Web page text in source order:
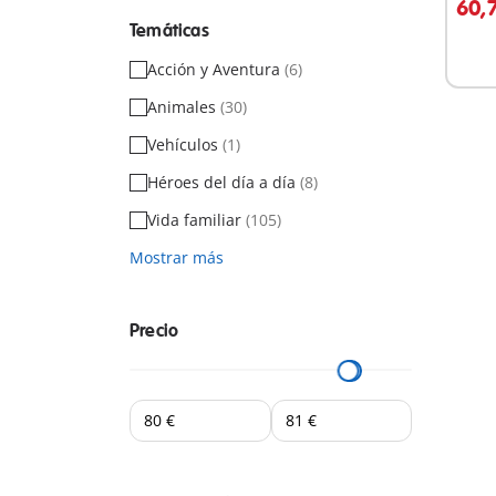
Temáticas
Acción y Aventura (6)
Animales (30)
Vehículos (1)
Héroes del día a día (8)
Vida familiar (105)
Mostrar más
Precio